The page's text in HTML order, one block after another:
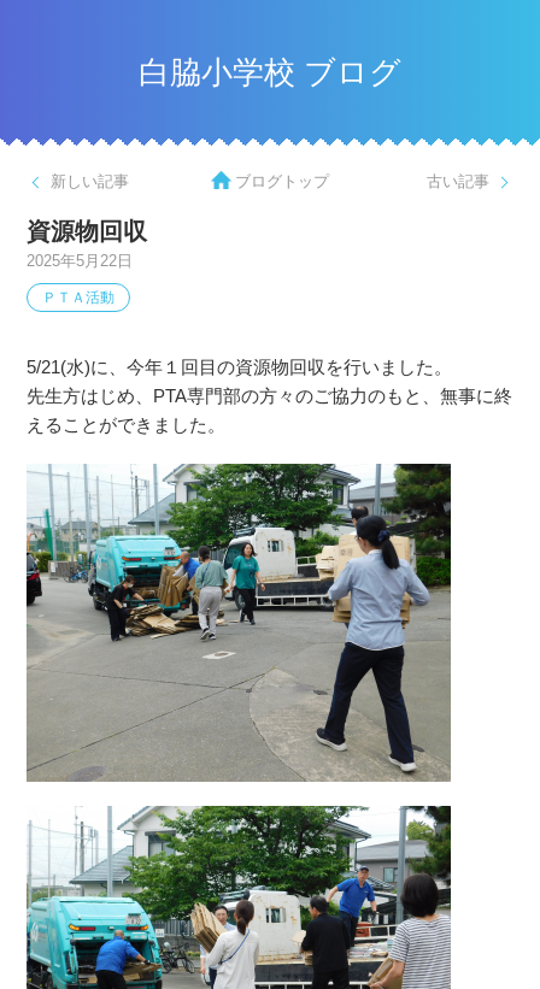
白脇小学校 ブログ
新しい記事 古い記事
ブログトップ
資源物回収
2025年5月22日
ＰＴＡ活動
5/21(水)に、今年１回目の資源物回収を行いました。
先生方はじめ、PTA専門部の方々のご協力のもと、無事に終
えることができました。